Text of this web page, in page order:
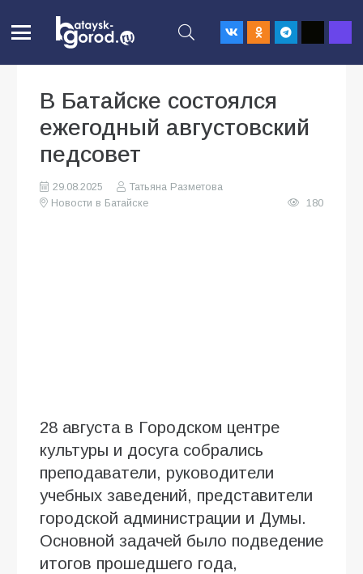
В Батайске состоялся
ежегодный августовский
педсовет
29.08.2025
Татьяна Разметова
Новости в Батайске
180
28 августа в Городском центре
культуры и досуга собрались
преподаватели, руководители
учебных заведений, представители
городской администрации и Думы.
Основной задачей было подведение
итогов прошедшего года,